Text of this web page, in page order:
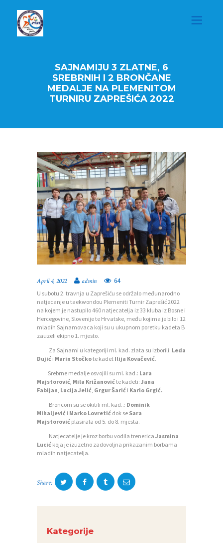
SAJNAMIJU 3 ZLATNE, 6
SREBRNIH I 2 BRONČANE
MEDALJE NA PLEMENITOM
TURNIRU ZAPREŠIĆA 2022
April 4, 2022 admin 64
U subotu 2. travnja u Zaprešiću se održalo međunarodno
natjecanje u taekwondou Plemeniti Turnir Zaprešić 2022
na kojem je nastupilo 460 natjecatelja iz 33 kluba iz Bosne i
Hercegovine, Slovenije te Hrvatske, među kojima je bilo i 12
mladih Sajnamovaca koji su u ukupnom poretku kadeta B
zauzeli ekipno 1. mjesto.
Za Sajnami u kategoriji ml. kad. zlata su izborili: Leda
Dujić i Marin Stočkote kadet Ilija Kovačević.
Srebrne medalje osvojili su ml. kad.: Lara
Majstorović Mila Križanovićte kadeti: Jana
Fabijan Lucija Jelić Grgur Šarić i Karlo Grgić.
Broncom su se okitili ml. kad..: Dominik
Mihaljević i Marko Lovretić dok se Sara
Majstorović plasirala od 5. do 8. mjesta.
Natjecatelje je kroz borbu vodila trenerica Jasmina
Lucić koja je izuzetno zadovoljna prikazanim borbama
mladih natjecatelja.
Share:
Kategorije